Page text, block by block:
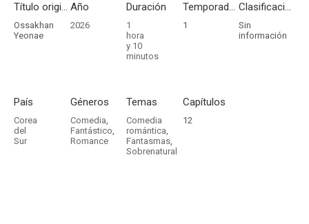
Título original
Ossakhan
Yeonae
Año
2026
Duración
1
hora
y 10
minutos
Temporadas
1
Clasificación por edades
Sin
información
País
Corea
del
Sur
Géneros
Comedia,
Fantástico,
Romance
Temas
Comedia
romántica,
Fantasmas,
Sobrenatural
Capítulos
12